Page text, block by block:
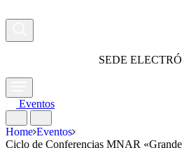
SEDE
Eventos
Home Eventos
Ciclo de Conferencias MNAR